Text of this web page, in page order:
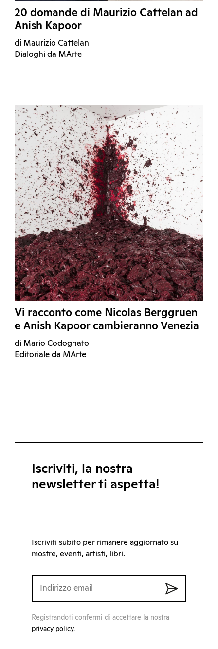
20 domande di Maurizio Cattelan ad
Anish Kapoor
di Maurizio Cattelan
Dialoghi da MArte
Vi racconto come Nicolas Berggruen
e Anish Kapoor cambieranno Venezia
di Mario Codognato
Editoriale da MArte
Iscriviti, la nostra
newsletter ti aspetta!
Iscriviti subito per rimanere aggiornato su
mostre, eventi, artisti, libri.
Registrandoti confermi di accettare la nostra
privacy policy.